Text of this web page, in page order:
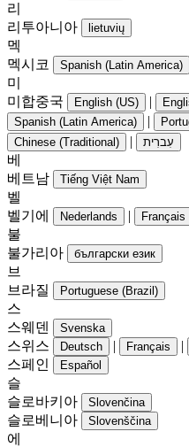
리
리투아니아
lietuvių
멕
멕시코
Spanish (Latin America)
미
미합중국
English (US) |
Spanish (Latin America) |
Chinese (Traditional) | עִברִית
베
베트남
Tiếng Việt Nam
벨
벨기에
Nederlands | Français
불
불가리아
български език
브
브라질
Portuguese (Brazil)
스
스웨덴
Svenska
스위스 Deutsch | Français |
스페인 Español
슬
슬로바키아
Slovenčina
슬로베니아 Slovenščina
에